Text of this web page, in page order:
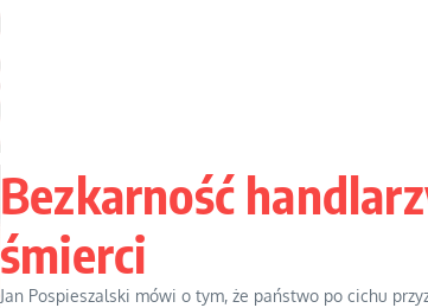
Bezkarność
śmierci
Jan Pospieszalski mówi o tym, że państwo po cichu